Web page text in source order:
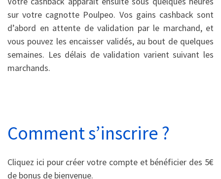
sur votre cagnotte Poulpeo. Vos gains cashback sont
d’abord en attente de validation par le marchand, et
vous pouvez les encaisser validés, au bout de quelques
semaines. Les délais de validation varient suivant les
marchands.
Comment s’inscrire ?
Cliquez ici pour créer votre compte et bénéficier des 5€
de bonus de bienvenue.